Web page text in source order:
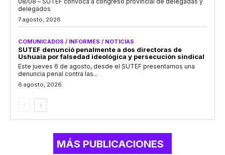
delegados
7 agosto, 2026
COMUNICADOS / INFORMES / NOTICIAS
SUTEF denunció penalmente a dos directoras de
Ushuaia por falsedad ideológica y persecución sindical
Este jueves 6 de agosto, desde el SUTEF presentamos una
denuncia penal contra las...
6 agosto, 2026
MÁS PUBLICACIONES